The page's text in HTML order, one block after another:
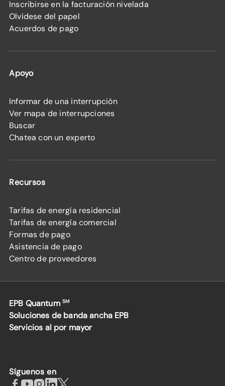
Inscribirse en la facturación nivelada
Olvídese del papel
Acuerdos de pago
Apoyo
Informar de una interrupción
Ver mapa de interrupciones
Buscar
Chatea con un experto
Recursos
Tarifas de energía residencial
Tarifas de energía comercial
Formas de pago
Asistencia de pago
Centro de proveedores
EPB Quantum SM
Soluciones de banda ancha EPB
Servicios al por mayor
Síguenos en